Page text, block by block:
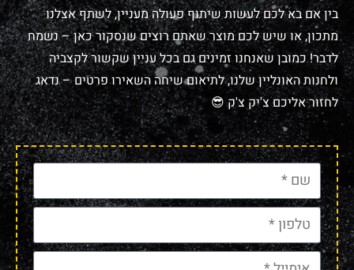
בין אם בא לכם לעשות שיתוף פעולה מעניין, לשתף אצלנו
מתכון, או שיש לכם מוצר שאתם רוצים שנסקור כאן – נשמח
לדבר! כמובן שאנחנו זמינים גם בכל עניין שקשור לקצביה
ולחנות האונליין שלנו, לתיאום שיחה השאירו פרטים – נדאג
לחזור אליכם צ'יק צ'ק 😎